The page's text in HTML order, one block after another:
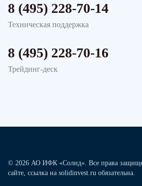
8 (495) 228-70-14
Техническая поддержка
8 (495) 228-70-16
Трейдинг-деск
© 2026 АО ИФК «Солид». Все права
сайте, ссылка на solidinvest.ru обязательна.